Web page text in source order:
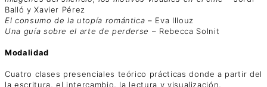
Balló y Xavier Pérez
El consumo de la utopía romántica – Eva Illouz
Una guía sobre el arte de perderse – Rebecca Solnit
Modalidad
Cuatro clases presenciales teórico prácticas donde a partir del
la escritura, el intercambio, la lectura y visualización,